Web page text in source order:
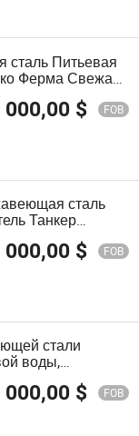
сталь Питьевая
Ферма Свежая
000,00 $ FOB
сталь
Танкер
000,00 $ FOB
стали
воды,
000,00 $ FOB